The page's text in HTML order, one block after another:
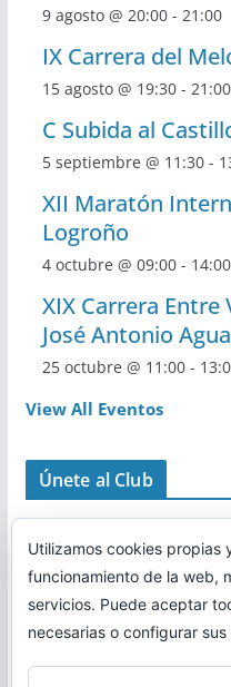
9 agosto @ 20:00- 21:00
IX Carrera del
15 agosto @ 19:30- 21:00
C Subida al
5 septiembre @ 11:30-
XII Maratón
Logroño
4 octubre @ 09:00- 14:00
XIX Carrera Entre
José Antonio
25 octubre @ 11:00-
View All Eventos
Únete al Club
Utilizamos cookies propias
funcionamiento de la web,
servicios. Puede aceptar
necesarias o configurar